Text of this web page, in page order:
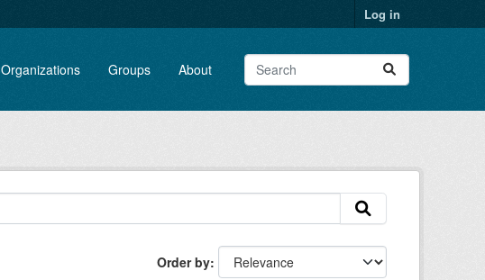
Log in
Organizations Groups About
Order by